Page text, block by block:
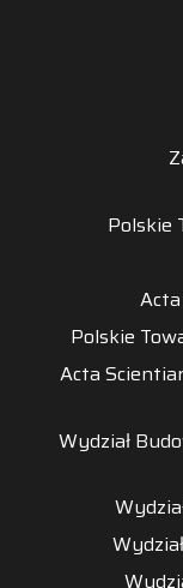
Polskie
Polskie
Acta
Wydział